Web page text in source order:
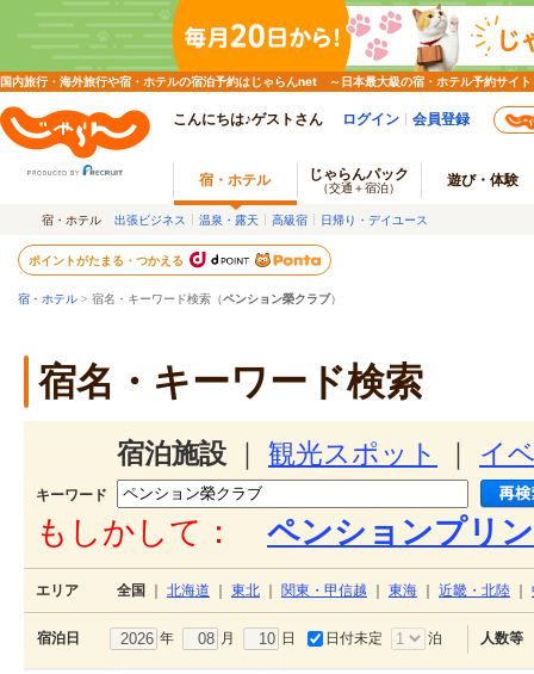
国内旅行・海外旅行や宿・ホテルの宿泊予約はじゃらんnet ～日本最大級の宿・ホテル予約サイト
こんにちは♪ゲストさん ログイン 会員登録
宿・ホテル じゃらんパック
（交通＋宿泊） 遊び・体験
宿・ホテル 出張ビジネス 温泉・露天 高級宿 日帰り・デイユース
ポイントがたまる・つかえる
宿・ホテル > 宿名・キーワード検索（ペンション榮クラブ）
宿名・キーワード検索
宿泊施設 観光スポット イ
キーワード
もしかして： ペンションプリ
エリア 全国 北海道 東北 関東・甲信越 東海 近畿・北陸
宿泊日 年 月 日 日付未定 泊 人数等